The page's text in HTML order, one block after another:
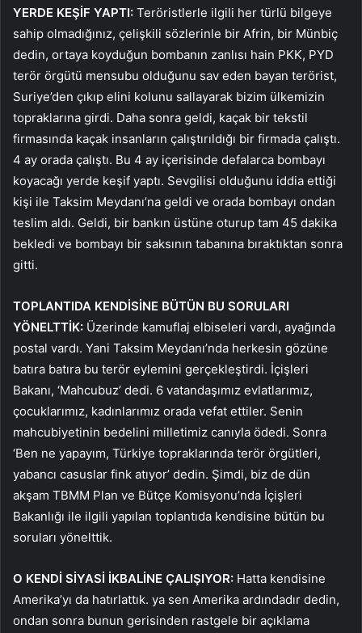
YERDE KEŞİF YAPTI: Teröristlerle ilgili her türlü bilgeye
sahip olmadığınız, çelişkili sözlerinle bir Afrin, bir Münbiç
dedin, ortaya koyduğun bombanın zanlısı hain PKK, PYD
terör örgütü mensubu olduğunu sav eden bayan terörist,
Suriye’den çıkıp elini kolunu sallayarak bizim ülkemizin
topraklarına girdi. Daha sonra geldi, kaçak bir tekstil
firmasında kaçak insanların çalıştırıldığı bir firmada çalıştı.
4 ay orada çalıştı. Bu 4 ay içerisinde defalarca bombayı
koyacağı yerde keşif yaptı. Sevgilisi olduğunu iddia ettiği
kişi ile Taksim Meydanı’na geldi ve orada bombayı ondan
teslim aldı. Geldi, bir bankın üstüne oturup tam 45 dakika
bekledi ve bombayı bir saksının tabanına bıraktıktan sonra
gitti.
TOPLANTIDA KENDİSİNE BÜTÜN BU SORULARI
YÖNELTTİK: Üzerinde kamuflaj elbiseleri vardı, ayağında
postal vardı. Yani Taksim Meydanı’nda herkesin gözüne
batıra batıra bu terör eylemini gerçekleştirdi. İçişleri
Bakanı, ‘Mahcubuz’ dedi. 6 vatandaşımız evlatlarımız,
çocuklarımız, kadınlarımız orada vefat ettiler. Senin
mahcubiyetinin bedelini milletimiz canıyla ödedi. Sonra
‘Ben ne yapayım, Türkiye topraklarında terör örgütleri,
yabancı casuslar fink atıyor’ dedin. Şimdi, biz de dün
akşam TBMM Plan ve Bütçe Komisyonu’nda İçişleri
Bakanlığı ile ilgili yapılan toplantıda kendisine bütün bu
soruları yönelttik.
O KENDİ SİYASİ İKBALİNE ÇALIŞIYOR: Hatta kendisine
Amerika’yı da hatırlattık. ya sen Amerika ardındadır dedin,
ondan sonra bunun gerisinden rastgele bir açıklama